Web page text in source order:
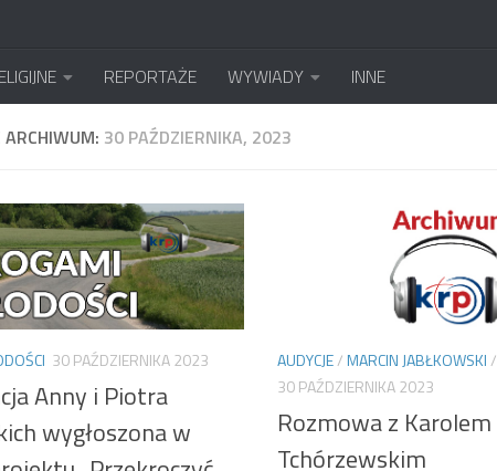
REPORTAŻE WYWIADY INNE
30 PAŹDZIERNIKA, 2023
30 PAŹDZIERNIKA 2023
Anny i Piotra
wygłoszona w
AUDYCJE/MARCIN JABŁKOWSKI/
30 PAŹDZIERNIKA 2023
Rozmowa z Karolem
Tchórzewskim